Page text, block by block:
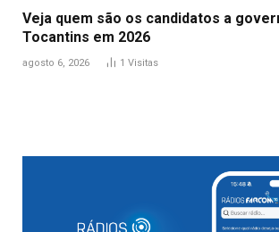
Veja quem são os candidatos a
Tocantins em 2026
agosto 6, 2026 1 Visitas